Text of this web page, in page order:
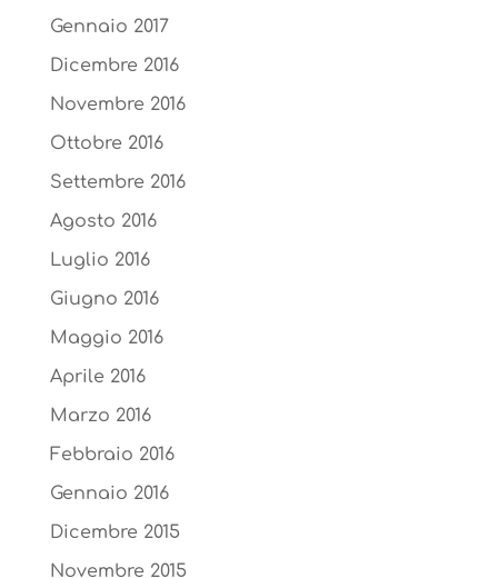
Gennaio 2017
Dicembre 2016
Novembre 2016
Ottobre 2016
Settembre 2016
Agosto 2016
Luglio 2016
Giugno 2016
Maggio 2016
Aprile 2016
Marzo 2016
Febbraio 2016
Gennaio 2016
Dicembre 2015
Novembre 2015